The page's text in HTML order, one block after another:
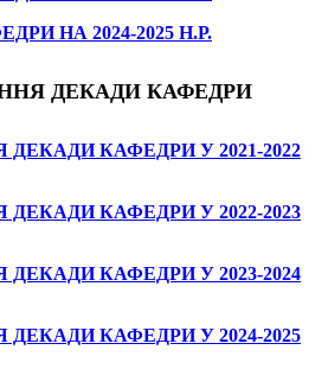
НА 2024-2025 Н.Р.
ДЕКАДИ КАФЕДРИ
КАФЕДРИ У 2021-2022
КАФЕДРИ У 2022-2023
КАФЕДРИ У 2023-2024
КАФЕДРИ У 2024-2025